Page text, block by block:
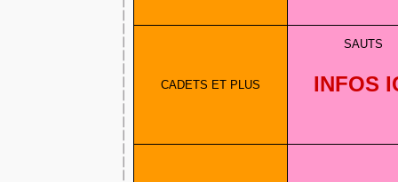
CADETS ET PLUS
SAUTS
INFOS